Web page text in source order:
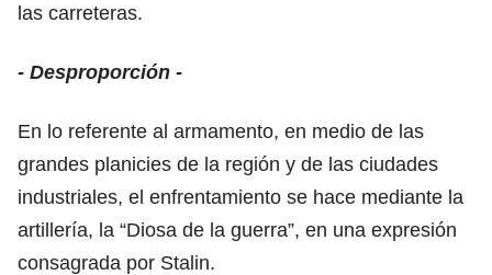
las carreteras.
- Desproporción -
En lo referente al armamento, en medio de las
grandes planicies de la región y de las ciudades
industriales, el enfrentamiento se hace mediante la
artillería, la “Diosa de la guerra”, en una expresión
consagrada por Stalin.